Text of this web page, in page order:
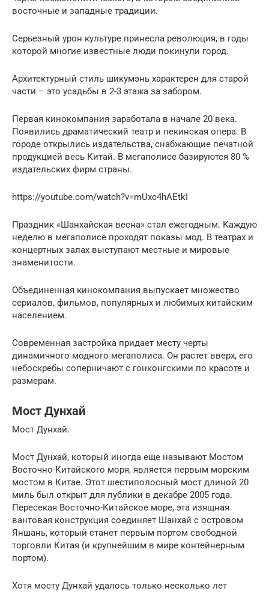
восточные и западные традиции.
Серьезный урон культуре принесла революция, в годы
которой многие известные люди покинули город.
Архитектурный стиль шикумэнь характерен для старой
части – это усадьбы в 2-3 этажа за забором.
Первая кинокомпания заработала в начале 20 века.
Появились драматический театр и пекинская опера. В
городе открылись издательства, снабжающие печатной
продукцией весь Китай. В мегаполисе базируются 80 %
издательских фирм страны.
https://youtube.com/watch?v=mUxc4hAEtkI
Праздник «Шанхайская весна» стал ежегодным. Каждую
неделю в мегаполисе проходят показы мод. В театрах и
концертных залах выступают местные и мировые
знаменитости.
Объединенная кинокомпания выпускает множество
сериалов, фильмов, популярных и любимых китайским
населением.
Современная застройка придает месту черты
динамичного модного мегаполиса. Он растет вверх, его
небоскребы соперничают с гонконгскими по красоте и
размерам.
Мост Дунхай
Мост Дунхай.
Мост Дунхай, который иногда еще называют Мостом
Восточно-Китайского моря, является первым морским
мостом в Китае. Этот шестиполосный мост длиной 20
миль был открыт для публики в декабре 2005 года.
Пересекая Восточно-Китайское море, эта изящная
вантовая конструкция соединяет Шанхай с островом
Яншань, который станет первым портом свободной
торговли Китая (и крупнейшим в мире контейнерным
портом).
Хотя мосту Дунхай удалось только несколько лет